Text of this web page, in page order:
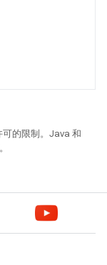
的限制。Java 和